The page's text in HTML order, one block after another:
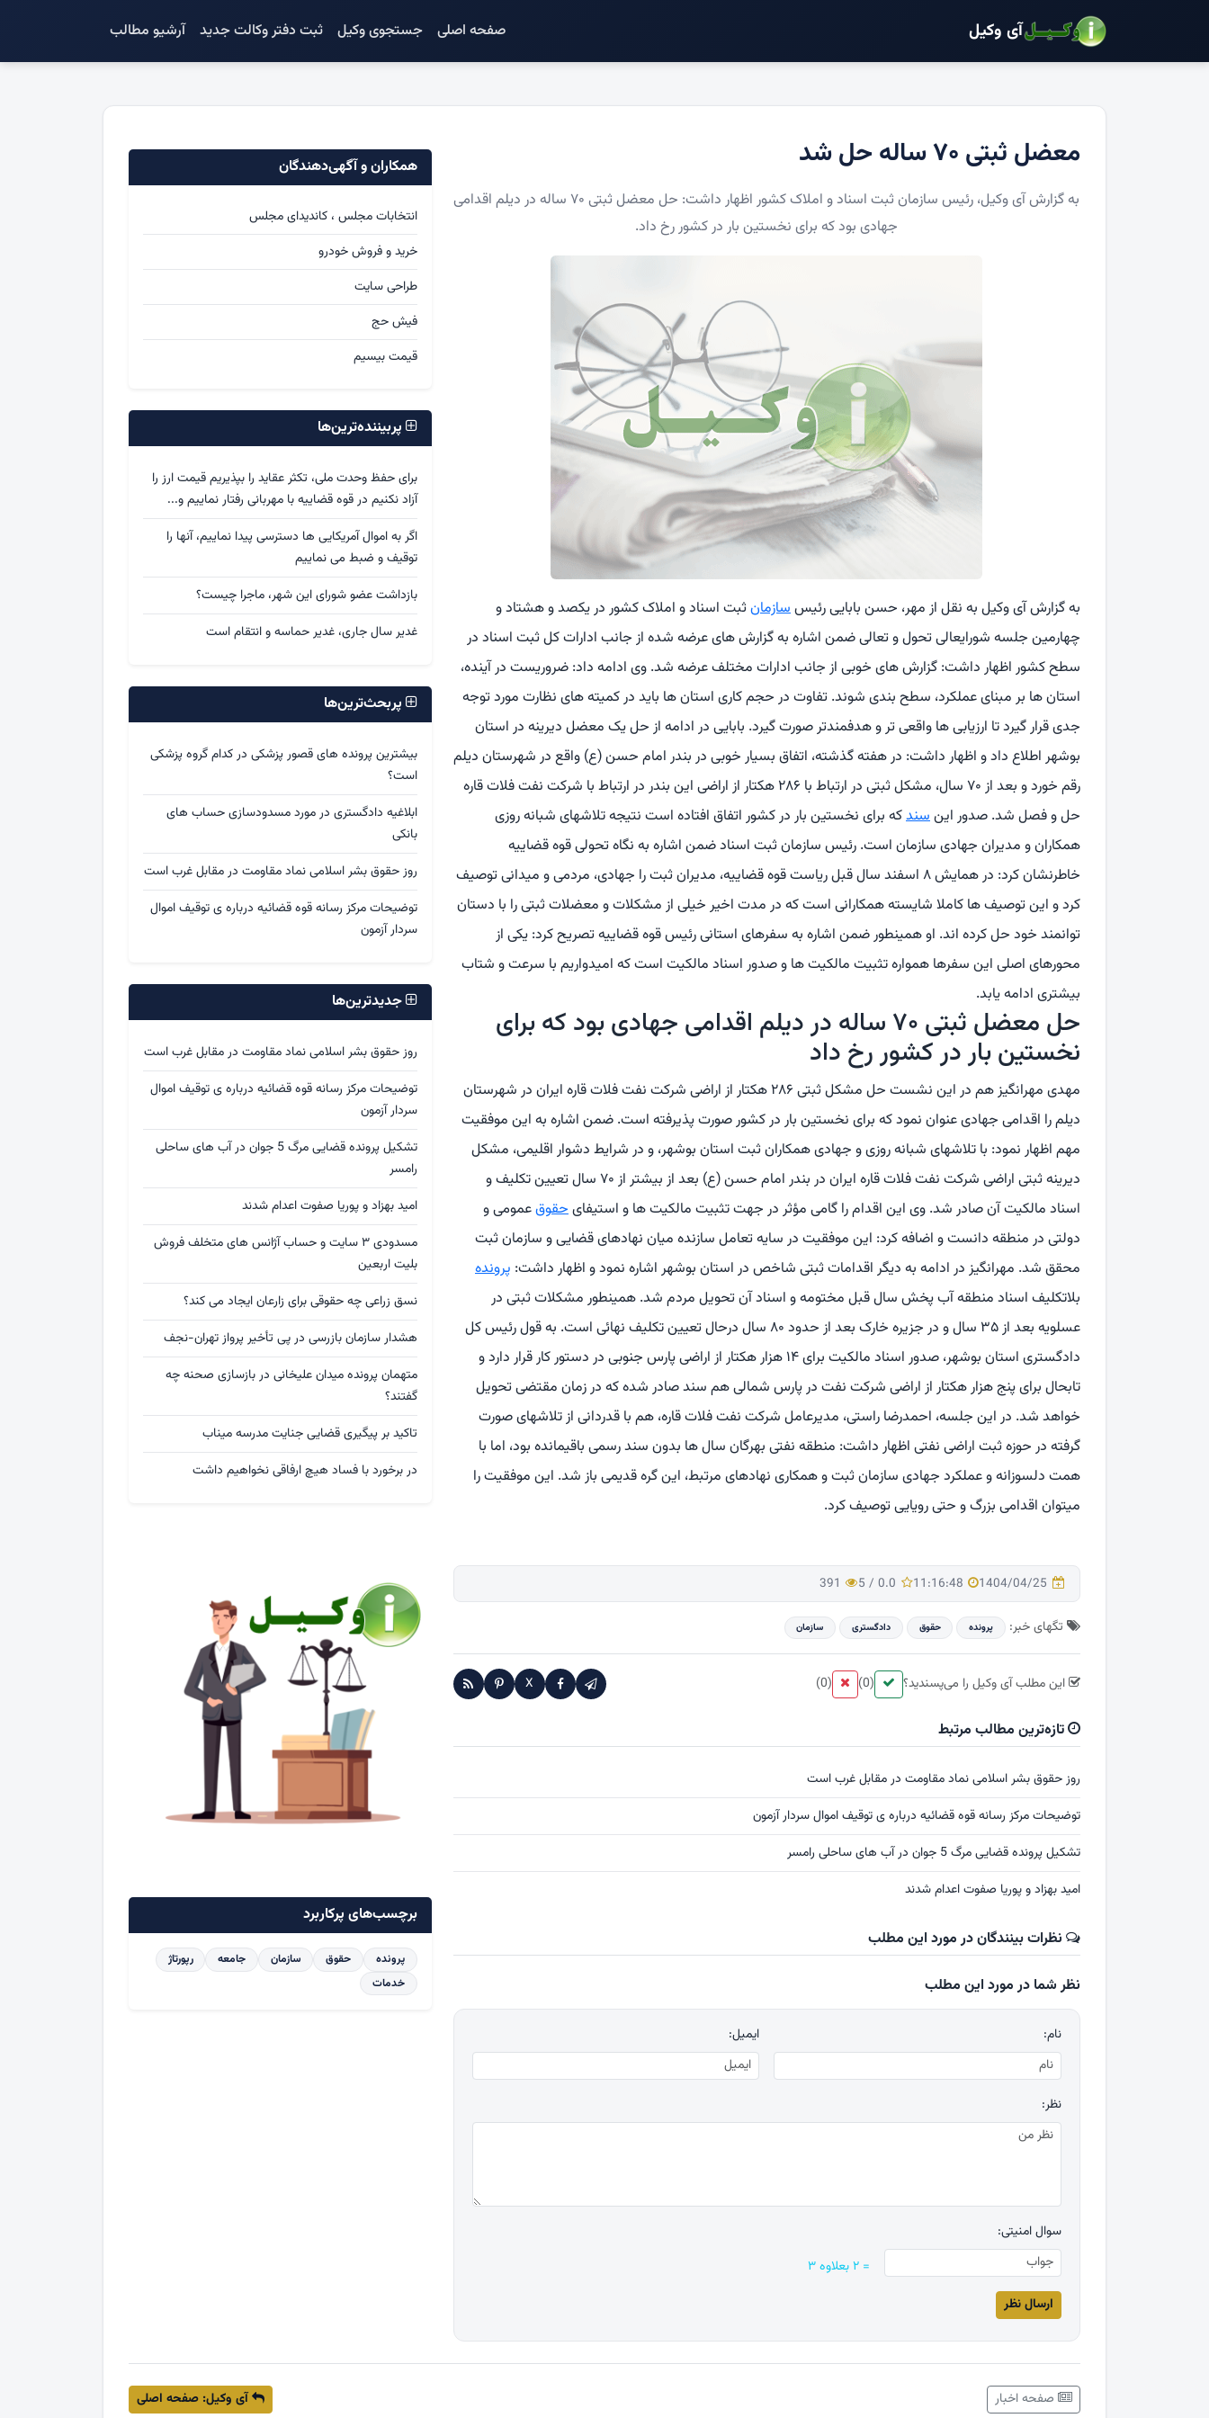
آی وکیل صفحه اصلی جستجوی وکیل ثبت دفتر وکالت جدید آرشیو مطالب
معضل ثبتی ۷۰ ساله حل شد
به گزارش آی وکیل، رئیس سازمان ثبت اسناد و املاک کشور اظهار داشت: حل معضل ثبتی ۷۰ ساله در دیلم اقدامی
جهادی بود که برای نخستین بار در کشور رخ داد.
به گزارش آی وکیل به نقل از مهر، حسن بابایی رئیسسازمانثبت اسناد و املاک کشور در یکصد و هشتاد و
چهارمین جلسه شورایعالی تحول و تعالی ضمن اشاره به گزارش های عرضه شده از جانب ادارات کل ثبت اسناد در
سطح کشور اظهار داشت: گزارش های خوبی از جانب ادارات مختلف عرضه شد. وی ادامه داد: ضروریست در آینده،
استان ها بر مبنای عملکرد، سطح بندی شوند. تفاوت در حجم کاری استان ها باید در کمیته های نظارت مورد توجه
جدی قرار گیرد تا ارزیابی ها واقعی تر و هدفمندتر صورت گیرد. بابایی در ادامه از حل یک معضل دیرینه در استان
بوشهر اطلاع داد و اظهار داشت: در هفته گذشته، اتفاق بسیار خوبی در بندر امام حسن (ع) واقع در شهرستان دیلم
رقم خورد و بعد از ۷۰ سال، مشکل ثبتی در ارتباط با ۲۸۶ هکتار از اراضی این بندر در ارتباط با شرکت نفت فلات قاره
حل و فصل شد. صدور اینسندکه برای نخستین بار در کشور اتفاق افتاده است نتیجه تلاشهای شبانه روزی
همکاران و مدیران جهادی سازمان است. رئیس سازمان ثبت اسناد ضمن اشاره به نگاه تحولی قوه قضاییه
خاطرنشان کرد: در همایش ۸ اسفند سال قبل ریاست قوه قضاییه، مدیران ثبت را جهادی، مردمی و میدانی توصیف
کرد و این توصیف ها کاملا شایسته همکارانی است که در مدت اخیر خیلی از مشکلات و معضلات ثبتی را با دستان
توانمند خود حل کرده اند. او همینطور ضمن اشاره به سفرهای استانی رئیس قوه قضاییه تصریح کرد: یکی از
محورهای اصلی این سفرها همواره تثبیت مالکیت ها و صدور اسناد مالکیت است که امیدواریم با سرعت و شتاب
بیشتری ادامه یابد.
حل معضل ثبتی ۷۰ ساله در دیلم اقدامی جهادی بود که برای
نخستین بار در کشور رخ داد
مهدی مهرانگیز هم در این نشست حل مشکل ثبتی ۲۸۶ هکتار از اراضی شرکت نفت فلات قاره ایران در شهرستان
دیلم را اقدامی جهادی عنوان نمود که برای نخستین بار در کشور صورت پذیرفته است. ضمن اشاره به این موفقیت
مهم اظهار نمود: با تلاشهای شبانه روزی و جهادی همکاران ثبت استان بوشهر، و در شرایط دشوار اقلیمی، مشکل
دیرینه ثبتی اراضی شرکت نفت فلات قاره ایران در بندر امام حسن (ع) بعد از بیشتر از ۷۰ سال تعیین تکلیف و
اسناد مالکیت آن صادر شد. وی این اقدام را گامی مؤثر در جهت تثبیت مالکیت ها و استیفایحقوقعمومی و
دولتی در منطقه دانست و اضافه کرد: این موفقیت در سایه تعامل سازنده میان نهادهای قضایی و سازمان ثبت
محقق شد. مهرانگیز در ادامه به دیگر اقدامات ثبتی شاخص در استان بوشهر اشاره نمود و اظهار داشت: پرونده
بلاتکلیف اسناد منطقه آب پخش سال قبل مختومه و اسناد آن تحویل مردم شد. همینطور مشکلات ثبتی در
عسلویه بعد از ۳۵ سال و در جزیره خارک بعد از حدود ۸۰ سال درحال تعیین تکلیف نهائی است. به قول رئیس کل
دادگستری استان بوشهر، صدور اسناد مالکیت برای ۱۴ هزار هکتار از اراضی پارس جنوبی در دستور کار قرار دارد و
تابحال برای پنج هزار هکتار از اراضی شرکت نفت در پارس شمالی هم سند صادر شده که در زمان مقتضی تحویل
خواهد شد. در این جلسه، احمدرضا راستی، مدیرعامل شرکت نفت فلات قاره، هم با قدردانی از تلاشهای صورت
گرفته در حوزه ثبت اراضی نفتی اظهار داشت: منطقه نفتی بهرگان سال ها بدون سند رسمی باقیمانده بود، اما با
همت دلسوزانه و عملکرد جهادی سازمان ثبت و همکاری نهادهای مرتبط، این گره قدیمی باز شد. این موفقیت را
میتوان اقدامی بزرگ و حتی رویایی توصیف کرد.
1404/04/25
11:16:48
0.0
/
5
391
تگهای خبر: پرونده حقوق دادگستری سازمان
این مطلب آی وکیل را می‌پسندید؟ (0)
(0)
X
تازه‌ترین مطالب مرتبط
روز حقوق بشر اسلامی نماد مقاومت در مقابل غرب است
توضیحات مرکز رسانه قوه قضائیه درباره ی توقیف اموال سردار آزمون
تشکیل پرونده قضایی مرگ 5 جوان در آب های ساحلی رامسر
امید بهزاد و پوریا صفوت اعدام شدند
نظرات بینندگان در مورد این مطلب
نظر شما در مورد این مطلب
نام: ایمیل:
نظر:
سوال امنیتی:
= ۲ بعلاوه ۳
همکاران و آگهی‌دهندگان
انتخابات مجلس ، کاندیدای مجلس
خرید و فروش خودرو
طراحی سایت
فیش حج
قیمت بیسیم
پربیننده‌ترین‌ها
برای حفظ وحدت ملی، تکثر عقاید را بپذیریم قیمت ارز را
آزاد نکنیم در قوه قضاییه با مهربانی رفتار نماییم و...
اگر به اموال آمریکایی ها دسترسی پیدا نماییم، آنها را
توقیف و ضبط می نماییم
بازداشت عضو شورای این شهر، ماجرا چیست؟
غدیر سال جاری، غدیر حماسه و انتقام است
پربحث‌ترین‌ها
بیشترین پرونده های قصور پزشکی در کدام گروه پزشکی
است؟
ابلاغیه دادگستری در مورد مسدودسازی حساب های
بانکی
روز حقوق بشر اسلامی نماد مقاومت در مقابل غرب است
توضیحات مرکز رسانه قوه قضائیه درباره ی توقیف اموال
سردار آزمون
جدیدترین‌ها
روز حقوق بشر اسلامی نماد مقاومت در مقابل غرب است
توضیحات مرکز رسانه قوه قضائیه درباره ی توقیف اموال
سردار آزمون
تشکیل پرونده قضایی مرگ 5 جوان در آب های ساحلی
رامسر
امید بهزاد و پوریا صفوت اعدام شدند
مسدودی ۳ سایت و حساب آژانس های متخلف فروش
بلیت اربعین
نسق زراعی چه حقوقی برای زارعان ایجاد می کند؟
هشدار سازمان بازرسی در پی تأخیر پرواز تهران-نجف
متهمان پرونده میدان علیخانی در بازسازی صحنه چه
گفتند؟
تاکید بر پیگیری قضایی جنایت مدرسه میناب
در برخورد با فساد هیچ ارفاقی نخواهیم داشت
برچسب‌های پرکاربرد
پرونده حقوق سازمان جامعه
رپورتاژ
خدمات
صفحه اخبار آی وکیل: صفحه اصلی